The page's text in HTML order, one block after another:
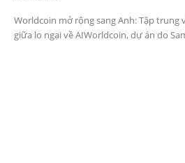
Worldcoin mở rộng sang Anh: Tập trung
giữa lo ngại về AIWorldcoin, dự án do